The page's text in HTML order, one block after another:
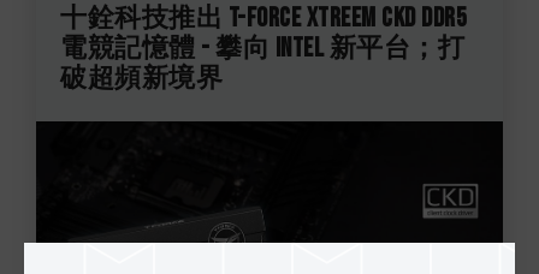
十銓科技推出 T-FORCE XTREEM CKD DDR5
電競記憶體 - 攀向 Intel 新平台；打
破超頻新境界